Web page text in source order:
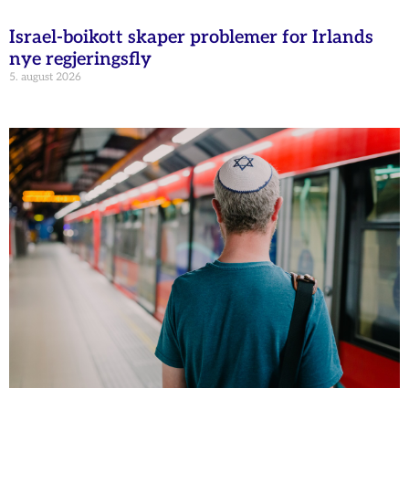
Israel-boikott skaper problemer for Irlands
nye regjeringsfly
5. august 2026